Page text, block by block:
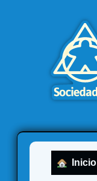
Inicio